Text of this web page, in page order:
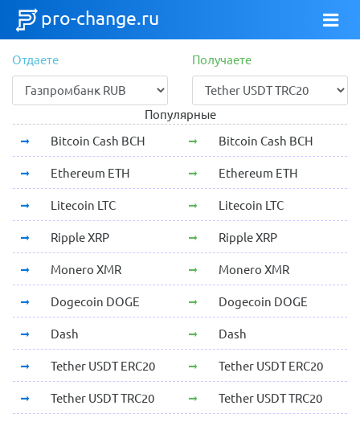
pro-change.ru
Отдаете Получаете
Популярные
Bitcoin Cash BCH
Bitcoin Cash BCH
Ethereum ETH Ethereum ETH
Litecoin LTC Litecoin LTC
Ripple XRP Ripple XRP
Monero XMR Monero XMR
Dogecoin DOGE Dogecoin DOGE
Dash Dash
Tether USDT ERC20 Tether USDT ERC20
Tether USDT TRC20 Tether USDT TRC20